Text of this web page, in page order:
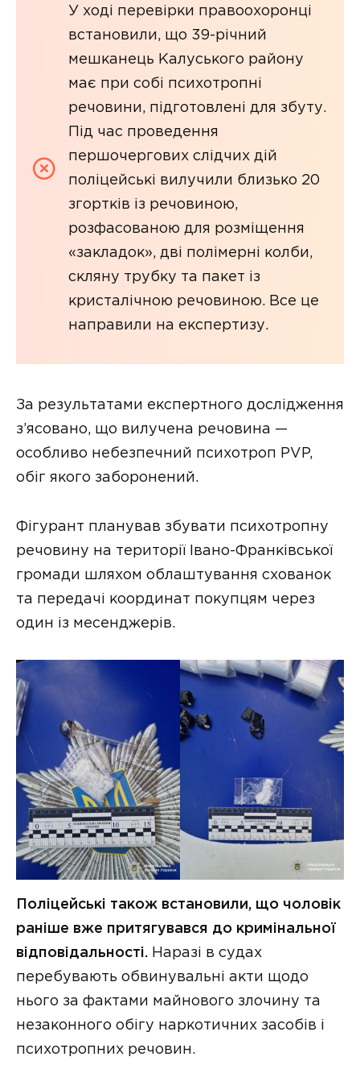
У ході перевірки правоохоронці
встановили, що 39-річний
мешканець Калуського району
має при собі психотропні
речовини, підготовлені для збуту.
Під час проведення
першочергових слідчих дій
поліцейські вилучили близько 20
згортків із речовиною,
розфасованою для розміщення
«закладок», дві полімерні колби,
скляну трубку та пакет із
кристалічною речовиною. Все це
направили на експертизу.
За результатами експертного дослідження
з’ясовано, що вилучена речовина —
особливо небезпечний психотроп PVP,
обіг якого заборонений.
Фігурант планував збувати психотропну
речовину на території Івано-Франківської
громади шляхом облаштування схованок
та передачі координат покупцям через
один із месенджерів.
Поліцейські також встановили, що чоловік
раніше вже притягувався до кримінальної
відповідальності. Наразі в судах
перебувають обвинувальні акти щодо
нього за фактами майнового злочину та
незаконного обігу наркотичних засобів і
психотропних речовин.